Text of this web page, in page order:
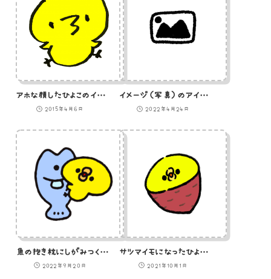
アホな顔したひよこのイラスト
2015年4月6日
イメージ（写真）のアイコン
2022年4月24日
魚の抱き枕にしがみつくひよこのイラスト
2022年9月20日
サツマイモになったひよこのイラスト
2021年10月1日